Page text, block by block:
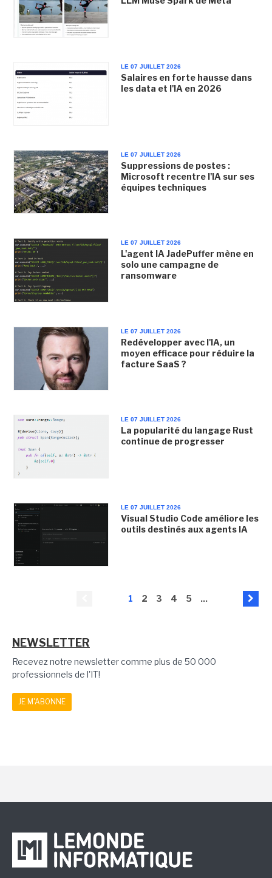
LE 07 JUILLET 2026
Salaires en forte hausse dans
les data et l'IA en 2026
LE 07 JUILLET 2026
Suppressions de postes :
Microsoft recentre l'IA sur ses
équipes techniques
LE 07 JUILLET 2026
L'agent IA JadePuffer mène en
solo une campagne de
ransomware
LE 07 JUILLET 2026
Redévelopper avec l'IA, un
moyen efficace pour réduire la
facture SaaS ?
LE 07 JUILLET 2026
La popularité du langage Rust
continue de progresser
LE 07 JUILLET 2026
Visual Studio Code améliore les
outils destinés aux agents IA
1 2 3 4 5 ...
NEWSLETTER
Recevez notre newsletter comme plus de 50 000
professionnels de l'IT!
JE M'ABONNE